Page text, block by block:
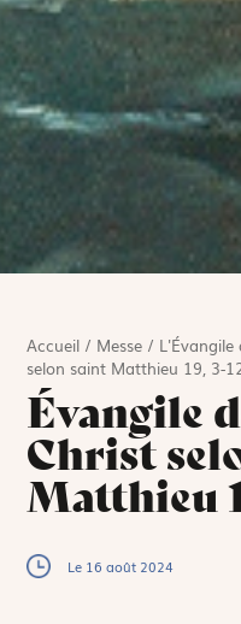
Accueil / Messe /
selon saint Matthieu 19, 3-
Évangile
Christ
Matthieu
Le 16 août 2024